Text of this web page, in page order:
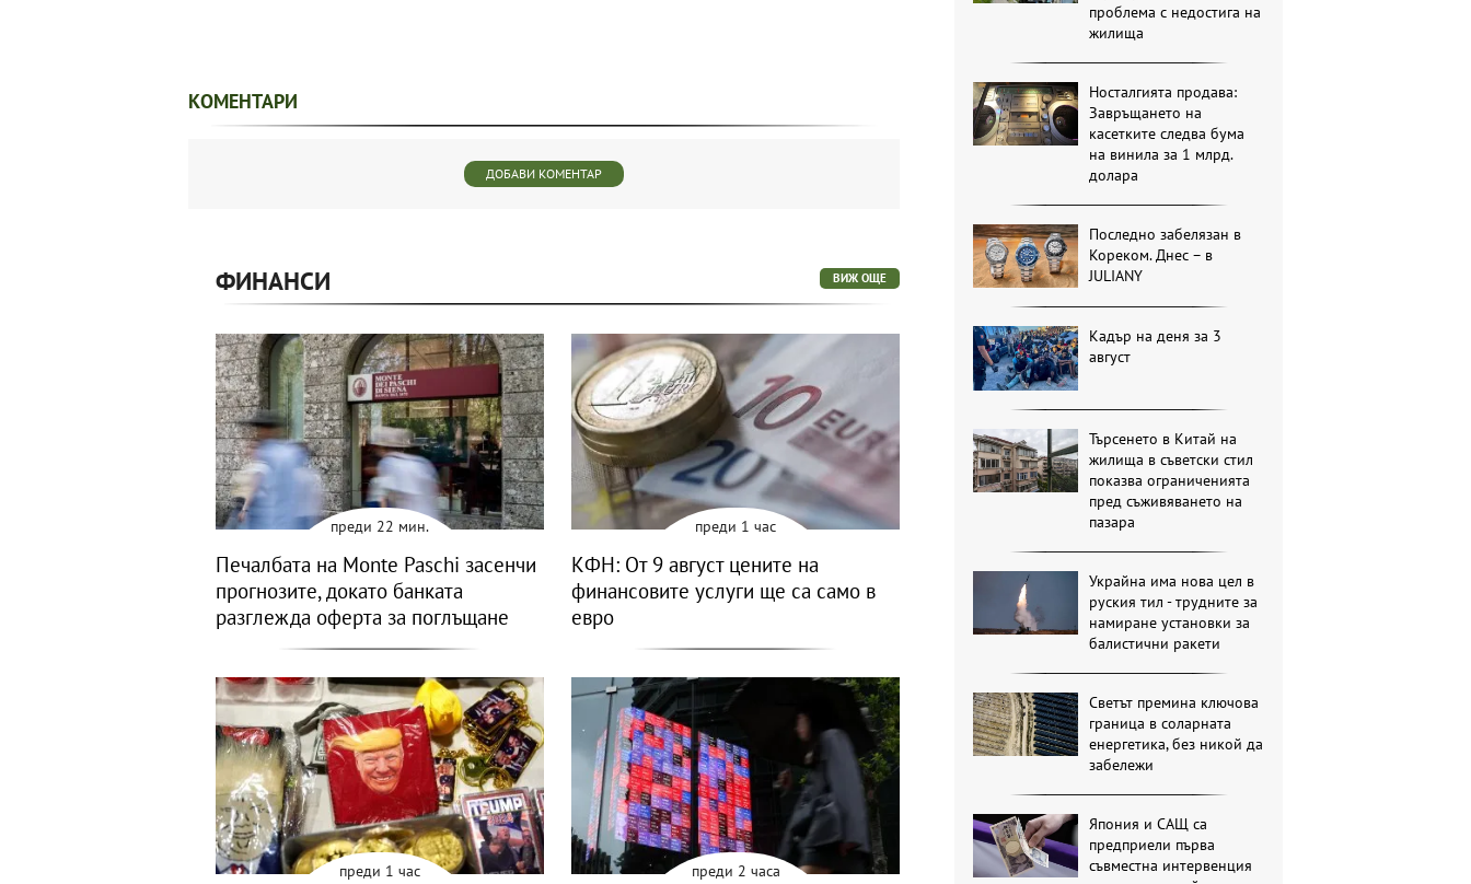
проблема с недостига на
жилища
Носталгията продава:
Завръщането на
касетките следва бума
на винила за 1 млрд.
долара
Последно забелязан в
Кореком. Днес – в
JULIANY
Кадър на деня за 3
август
Търсенето в Китай на
жилища в съветски стил
показва ограниченията
пред съживяването на
пазара
Украйна има нова цел в
руския тил - трудните за
намиране установки за
балистични ракети
Светът премина ключова
граница в соларната
енергетика, без никой да
забележи
Япония и САЩ са
предприели първа
съвместна интервенция
КОМЕНТАРИ
ДОБАВИ КОМЕНТАР
ФИНАНСИ ВИЖ ОЩЕ
преди 22 мин.
Печалбата на Monte Paschi засенчи
прогнозите, докато банката
разглежда оферта за поглъщане
преди 1 час
КФН: От 9 август цените на
финансовите услуги ще са само в
евро
преди 1 час преди 2 часа